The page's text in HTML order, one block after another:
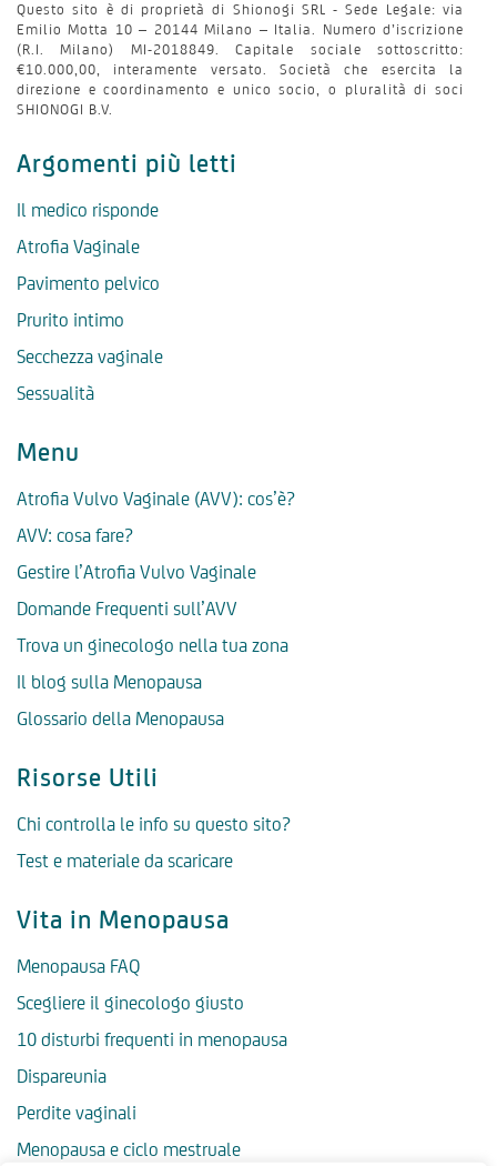
Questo sito è di proprietà di Shionogi SRL - Sede Legale: via
Emilio Motta 10 – 20144 Milano – Italia. Numero d’iscrizione
(R.I. Milano) MI-2018849. Capitale sociale sottoscritto:
€10.000,00, interamente versato. Società che esercita la
direzione e coordinamento e unico socio, o pluralità di soci
SHIONOGI B.V.
Argomenti più letti
Il medico risponde
Atrofia Vaginale
Pavimento pelvico
Prurito intimo
Secchezza vaginale
Sessualità
Menu
Atrofia Vulvo Vaginale (AVV): cos’è?
AVV: cosa fare?
Gestire l’Atrofia Vulvo Vaginale
Domande Frequenti sull’AVV
Trova un ginecologo nella tua zona
Il blog sulla Menopausa
Glossario della Menopausa
Risorse Utili
Chi controlla le info su questo sito?
Test e materiale da scaricare
Vita in Menopausa
Menopausa FAQ
Scegliere il ginecologo giusto
10 disturbi frequenti in menopausa
Dispareunia
Perdite vaginali
Menopausa e ciclo mestruale